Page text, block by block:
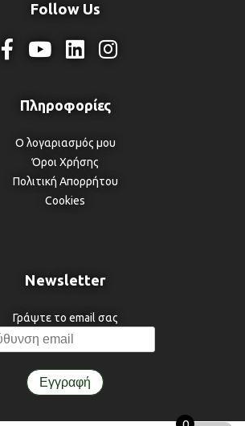
Follow Us
Ο λογαριασμός μου
Όροι Χρήσης
Πολιτική Απορρήτου
Cookies
Newsletter
Γράψτε το email σας